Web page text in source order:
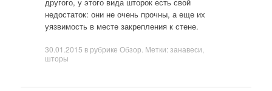
недостаток: они не очень прочны, а еще их
уязвимость в месте закрепления к стене.
30.01.2015 в рубрике Обзор . Метки:занавеси
шторы